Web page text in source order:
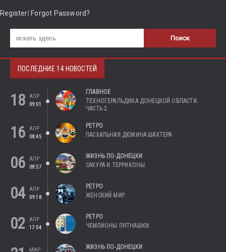
Register Forgot Password?
ПОСЛЕДНИЕ 14 НОВОСТЕЙ
18
АПР
09:01
ГЛАВНОЕ
ТЕХНОГЕРАЛЬДИКА ДОНЕЦКОЙ ОБЛАСТИ.
ЧАСТЬ 2
16
АПР
08:45
РЕТРО
ПАСХАЛЬНАЯ ДЮЖИНА ШАХТЕРА
06
АПР
08:57
ЖИЗНЬ ПО-ДОНЕЦКИ
САКУРА И ТЕРРИКОНЫ
04 АПР
09:18
РЕТРО
ЖЕНСКИЙ МИР
02
АПР
17:04
РЕТРО
ЧЕМПИОНЫ ПЯТНАШКИ
МАР ЖИЗНЬ ПО-ДОНЕЦКИ